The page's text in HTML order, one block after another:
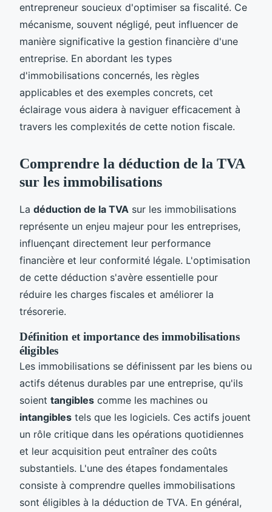
entrepreneur soucieux d'optimiser sa fiscalité. Ce
mécanisme, souvent négligé, peut influencer de
manière significative la gestion financière d'une
entreprise. En abordant les types
d'immobilisations concernés, les règles
applicables et des exemples concrets, cet
éclairage vous aidera à naviguer efficacement à
travers les complexités de cette notion fiscale.
Comprendre la déduction de la TVA
sur les immobilisations
La déduction de la TVA sur les immobilisations
représente un enjeu majeur pour les entreprises,
influençant directement leur performance
financière et leur conformité légale. L'optimisation
de cette déduction s'avère essentielle pour
réduire les charges fiscales et améliorer la
trésorerie.
Définition et importance des immobilisations
éligibles
Les immobilisations se définissent par les biens ou
actifs détenus durables par une entreprise, qu'ils
soient tangibles comme les machines ou
intangibles tels que les logiciels. Ces actifs jouent
un rôle critique dans les opérations quotidiennes
et leur acquisition peut entraîner des coûts
substantiels. L'une des étapes fondamentales
consiste à comprendre quelles immobilisations
sont éligibles à la déduction de TVA. En général,